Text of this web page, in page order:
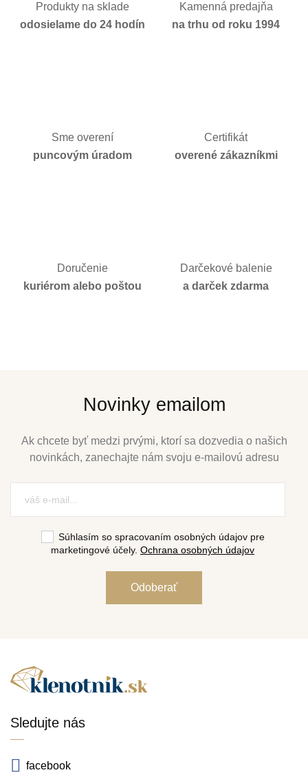
Produkty na sklade
odosielame do 24 hodín
Kamenná predajňa
na trhu od roku 1994
Sme overení
puncovým úradom
Certifikát
overené zákazníkmi
Doručenie
kuriérom alebo poštou
Darčekové balenie
a darček zdarma
Novinky emailom
Ak chcete byť medzi prvými, ktorí sa dozvedia o našich
novinkách, zanechajte nám svoju e-mailovú adresu
Súhlasím so spracovaním osobných údajov pre
marketingové účely. Ochrana osobných údajov
Sledujte nás
facebook